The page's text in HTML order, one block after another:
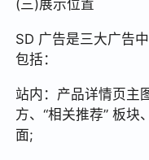
(三)展示位置
SD 广告是三大广告
包括：
站内：产品详情页主
方、“相关推荐” 板
面;